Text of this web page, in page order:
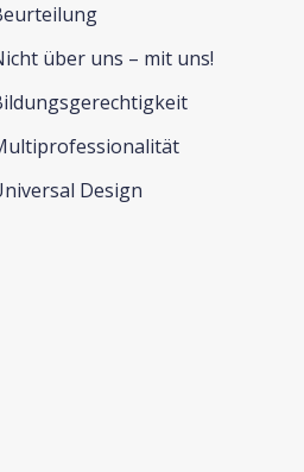
über uns – mit uns!
Design